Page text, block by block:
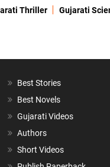
Thriller Gujarati
Best Stories
Best Novels
Gujarati Videos
Authors
Short Videos